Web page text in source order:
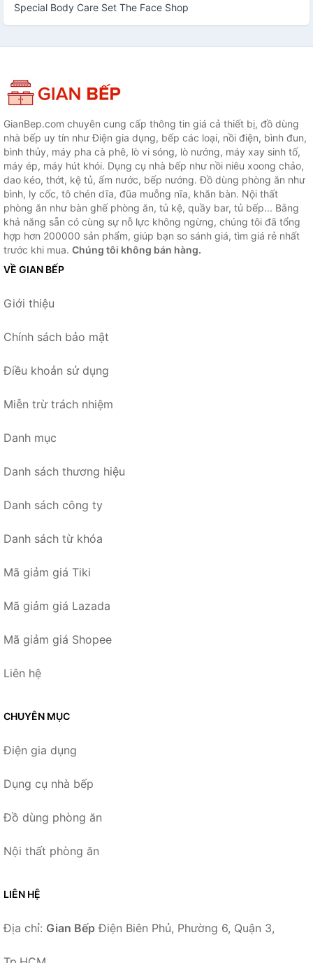
Special Body Care Set The Face Shop
GianBep.com chuyên cung cấp thông tin giá cả thiết bị, đồ dùng
nhà bếp uy tín như Điện gia dụng, bếp các loại, nồi điện, bình đun,
bình thủy, máy pha cà phê, lò vi sóng, lò nướng, máy xay sinh tố,
máy ép, máy hút khói. Dụng cụ nhà bếp như nồi niêu xoong chảo,
dao kéo, thớt, kệ tủ, ấm nước, bếp nướng. Đồ dùng phòng ăn như
bình, ly cốc, tô chén dĩa, đũa muỗng nĩa, khăn bàn. Nội thất
phòng ăn như bàn ghế phòng ăn, tủ kệ, quầy bar, tủ bếp... Bằng
khả năng sẵn có cùng sự nỗ lực không ngừng, chúng tôi đã tổng
hợp hơn 200000 sản phẩm, giúp bạn so sánh giá, tìm giá rẻ nhất
trước khi mua. Chúng tôi không bán hàng.
VỀ GIAN BẾP
Giới thiệu
Chính sách bảo mật
Điều khoản sử dụng
Miễn trừ trách nhiệm
Danh mục
Danh sách thương hiệu
Danh sách công ty
Danh sách từ khóa
Mã giảm giá Tiki
Mã giảm giá Lazada
Mã giảm giá Shopee
Liên hệ
CHUYÊN MỤC
Điện gia dụng
Dụng cụ nhà bếp
Đồ dùng phòng ăn
Nội thất phòng ăn
LIÊN HỆ
Địa chỉ: Gian Bếp Điện Biên Phủ, Phường 6, Quận 3,